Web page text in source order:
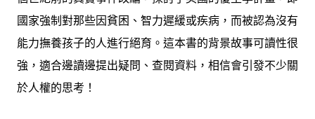
國家強制對那些因貧困、智力遲緩或疾病，而被認為沒有
能力撫養孩子的人進行絕育。這本書的背景故事可讀性很
強，適合邊讀邊提出疑問、查閱資料，相信會引發不少關
於人權的思考！